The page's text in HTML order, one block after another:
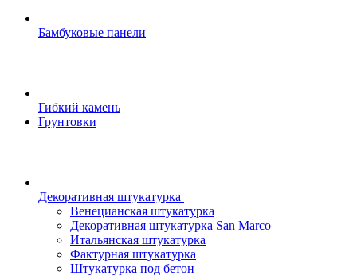
Бамбуковые панели
Гибкий камень
Грунтовки
Декоративная штукатурка
Венецианская штукатурка
Декоративная штукатурка San Marco
Итальянская штукатурка
Фактурная штукатурка
Штукатурка под бетон